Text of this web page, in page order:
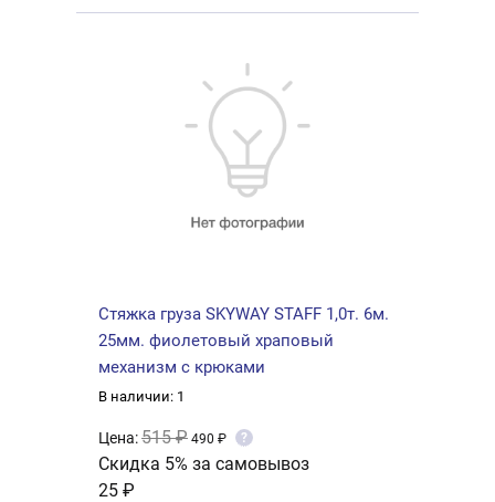
Стяжка груза SKYWAY STAFF 1,0т. 6м.
25мм. фиолетовый храповый
механизм с крюками
В наличии: 1
Цена:515 ₽ 490 ₽ ?
Скидка 5% за самовывоз
25 ₽